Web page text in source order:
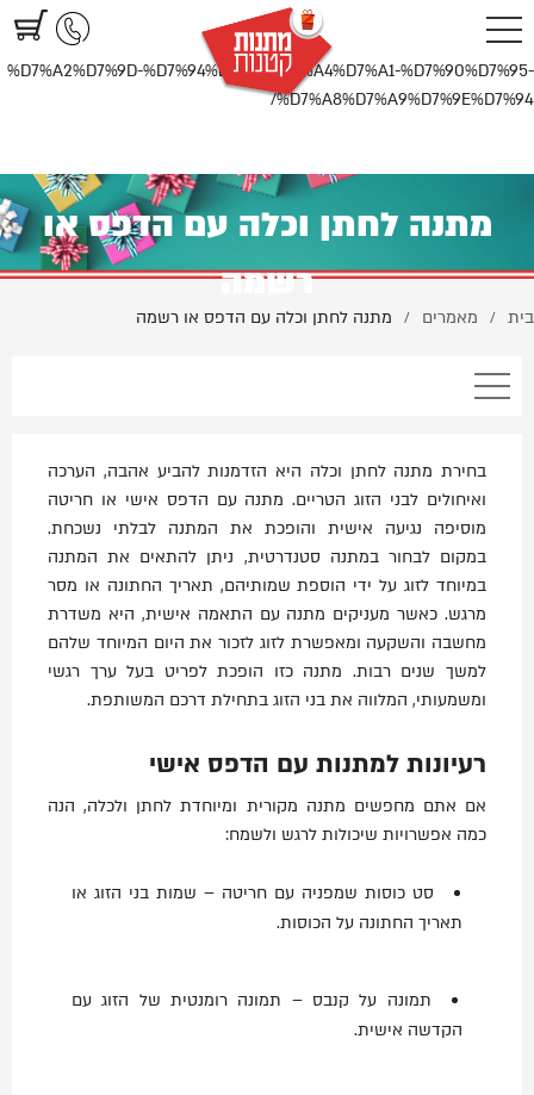
https://www.littlegifts.co.il/%D7%9E%D7%AA%D7%A0%D7%94-
%D7%9C%D7%97%D7%AA%D7%9F-%D7%95%D7%9B%D7%9C%D7%94-
%D7%A2%D7%9D-%D7%94%D7%93%D7%A4%D7%A1-%D7%90%D7%95-
%D7%A8%D7%A9%D7%9E%D7%94/
מתנה לחתן וכלה עם הדפס או
רשמה
בית / מאמרים / מתנה לחתן וכלה עם הדפס או רשמה
בחירת מתנה לחתן וכלה היא הזדמנות להביע אהבה, הערכה
ואיחולים לבני הזוג הטריים. מתנה עם הדפס אישי או חריטה
מוסיפה נגיעה אישית והופכת את המתנה לבלתי נשכחת.
במקום לבחור במתנה סטנדרטית, ניתן להתאים את המתנה
במיוחד לזוג על ידי הוספת שמותיהם, תאריך החתונה או מסר
מרגש. כאשר מעניקים מתנה עם התאמה אישית, היא משדרת
מחשבה והשקעה ומאפשרת לזוג לזכור את היום המיוחד שלהם
למשך שנים רבות. מתנה כזו הופכת לפריט בעל ערך רגשי
ומשמעותי, המלווה את בני הזוג בתחילת דרכם המשותפת.
רעיונות למתנות עם הדפס אישי
אם אתם מחפשים מתנה מקורית ומיוחדת לחתן ולכלה, הנה
כמה אפשרויות שיכולות לרגש ולשמח:
סט כוסות שמפניה עם חריטה – שמות בני הזוג או
תאריך החתונה על הכוסות.
תמונה על קנבס – תמונה רומנטית של הזוג עם
הקדשה אישית.